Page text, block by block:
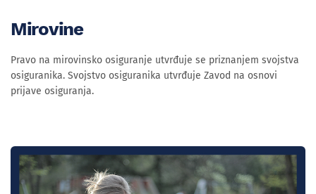
Mirovine
Pravo na mirovinsko osiguranje utvrđuje se priznanjem svojstva
osiguranika. Svojstvo osiguranika utvrđuje Zavod na osnovi
prijave osiguranja.